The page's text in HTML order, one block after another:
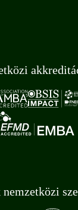
nemzetközi